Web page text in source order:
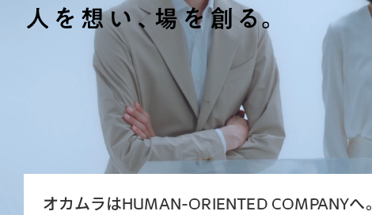
オカムラはHUMAN-ORIENTED COMPANYへ。